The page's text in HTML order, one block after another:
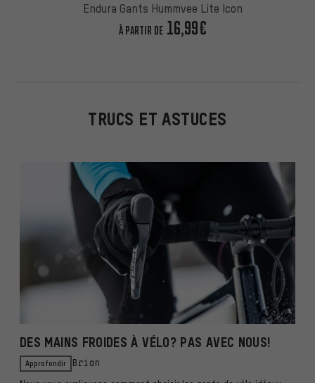
Endura Gants Hummvee Lite Icon
À PARTIR DE16,99€
TRUCS ET ASTUCES
DES MAINS FROIDES À VÉLO? PAS AVEC NOUS!
Approfondir Brian